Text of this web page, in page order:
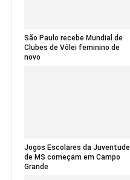
São Paulo recebe Mundial de
Clubes de Vôlei feminino de
novo
Jogos Escolares da Juventude
de MS começam em Campo
Grande